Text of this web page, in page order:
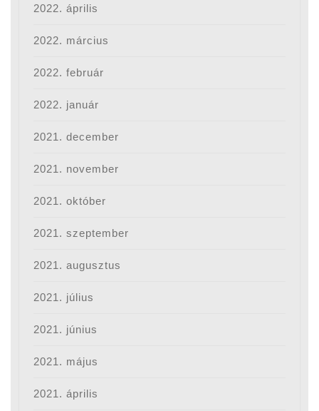
2022. április
2022. március
2022. február
2022. január
2021. december
2021. november
2021. október
2021. szeptember
2021. augusztus
2021. július
2021. június
2021. május
2021. április